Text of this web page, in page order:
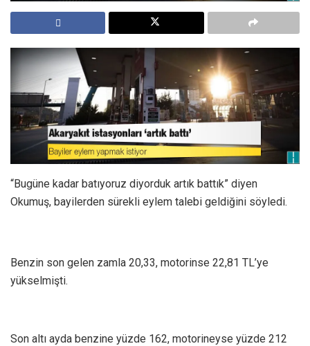
“Bugüne kadar batıyoruz diyorduk artık battık” diyen
Okumuş, bayilerden sürekli eylem talebi geldiğini söyledi.
Benzin son gelen zamla 20,33, motorinse 22,81 TL’ye
yükselmişti.
Son altı ayda benzine yüzde 162, motorineyse yüzde 212